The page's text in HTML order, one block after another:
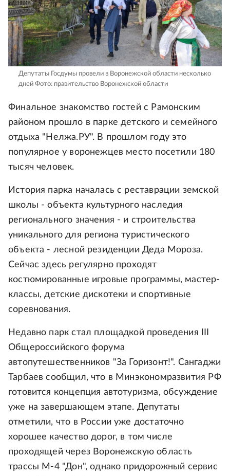
Депутаты Госдумы провели в Воронежской области несколько
дней Фото: правительство Воронежской области
Финальное знакомство гостей с Рамонским
районом прошло в парке детского и семейного
отдыха "Нелжа.РУ". В прошлом году это
популярное у воронежцев место посетили 180
тысяч человек.
История парка началась с реставрации земской
школы - объекта культурного наследия
регионального значения - и строительства
уникального для региона туристического
объекта - лесной резиденции Деда Мороза.
Сейчас здесь регулярно проходят
костюмированные игровые программы, мастер-
классы, детские дискотеки и спортивные
соревнования.
Недавно парк стал площадкой проведения III
Общероссийского форума
автопутешественников "За Горизонт!". Сангаджи
Тарбаев сообщил, что в Минэкономразвития РФ
готовится концепция автотуризма, обсуждение
уже на завершающем этапе. Депутаты
отметили, что в России уже достаточно
хорошее качество дорог, в том числе
проходящей через Воронежскую область
трассы М-4 "Дон", однако придорожный сервис